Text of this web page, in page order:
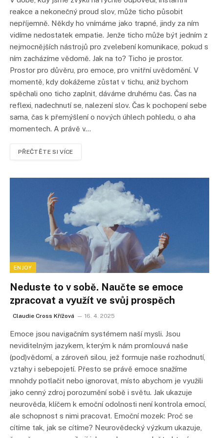
reakce a nekonečný proud slov, může ticho působit
nepříjemně. Někdy ho vnímáme jako trapné, jindy za ním
vidíme nedostatek empatie. Jenže ticho může být jedním z
nejmocnějších nástrojů pro zvelebení komunikace, pokud s
ním zacházíme vědomě. Jak na to? Ticho je prostor.
Prostor pro důvěru, pro emoce, pro vnitřní uvědomění. V
momentě, kdy dokážeme zůstat v tichu, aniž bychom
spěchali ono ticho zaplnit, dáváme druhému čas. Čas na
reflexi, nadechnutí se, nalezení slov. Čas k pochopení sebe
sama, čas k přemýšlení o nových úhlech pohledu, o aha
momentech. A právě v…
PŘEČTĚTE SI VÍCE
ENJOY
Neduste to v sobě. Naučte se emoce
zpracovat a využít ve svůj prospěch
Claudie Cross Křížová 16. 4. 2025
Emoce jsou navigačním systémem naší mysli. Jsou
neviditelným jazykem, kterým k nám promlouvá naše
(pod)vědomí, a zároveň silou, jež formuje naše rozhodnutí,
vztahy i sebepojetí. Přesto se právě emoce snažíme
mnohdy potlačit nebo ignorovat, místo abychom je využili
jako cenný zdroj porozumění sobě i světu. Jak ukazuje
neurověda, klíčem k emoční odolnosti není kontrola emocí,
ale schopnost s nimi pracovat. Emoční mozek: Proč se
cítíme tak, jak se cítíme? Neurovědecký výzkum ukazuje,